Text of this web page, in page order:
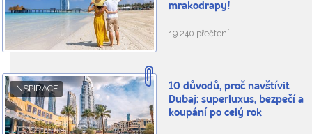
mrakodrapy!
19.240 přečtení
INSPIRACE
10 důvodů, proč navštívit
Dubaj: superluxus, bezpečí a
koupání po celý rok